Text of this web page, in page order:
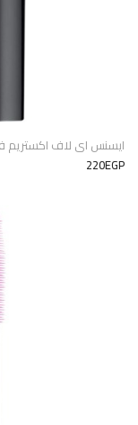
ايسنس اى لاف اكستريم
220EGP